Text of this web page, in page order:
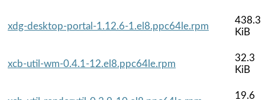
xdg-desktop-portal-1.12.6-1.el8.ppc64le.rpm
438.3
KiB
xcb-util-wm-0.4.1-12.el8.ppc64le.rpm
32.3
KiB
19.6